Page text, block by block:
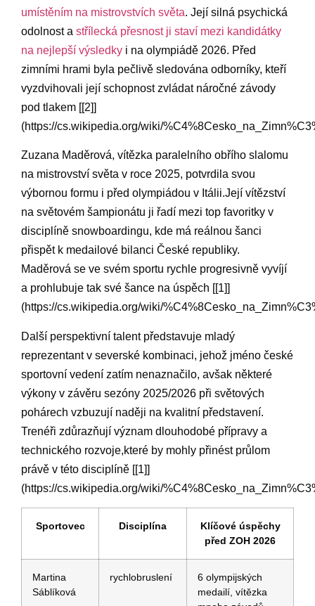
⁣umístěním na mistrovstvích světa. ⁤Její silná psychická
odolnost a​ střílecká přesnost ji staví mezi kandidátky
na⁢ nejlepší výsledky i na olympiádě‍ 2026. Před‌
zimními hrami ⁤byla ⁢pečlivě sledována odborníky, kteří
vyzdvihovali její schopnost zvládat náročné závody
pod tlakem [[2]]
(https://cs.wikipedia.org/wiki/
Zuzana Maděrová, vítězka ‌paralelního obřího slalomu
na mistrovství⁣ světa v ⁣roce 2025, potvrdila svou⁣
výbornou formu i před olympiádou v‌ Itálii.Její vítězství
na světovém šampionátu ji řadí mezi top favoritky v
disciplíně snowboardingu, ⁣kde​ má​ reálnou​ šanci
‍přispět k medailové bilanci České republiky.
Maděrová se ve ​svém sportu rychle ‌progresivně ‌vyvíjí
a prohlubuje tak své šance na úspěch [[1]]
(https://cs.wikipedia.org/wiki/
Další perspektivní talent představuje mladý
reprezentant v⁣ severské kombinaci,⁢ jehož jméno české
sportovní vedení zatím nenaznačilo, ⁤avšak některé
výkony v​ závěru sezóny 2025/2026 při světových​
pohárech vzbuzují naději na kvalitní představení.
Trenéři zdůrazňují​ význam⁤ dlouhodobé přípravy a
technického ‌rozvoje,které by mohly přinést průlom
právě v této ⁢disciplíně⁤ [[1]]
(https://cs.wikipedia.org/wiki/
Sportovec Disciplína
Klíčové úspěchy
⁣před ZOH ‌2026
Martina
⁣Sáblíková
rychlobruslení
6 olympijských
medailí, vítězka